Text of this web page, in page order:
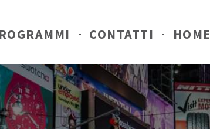
CONTATTI HOME